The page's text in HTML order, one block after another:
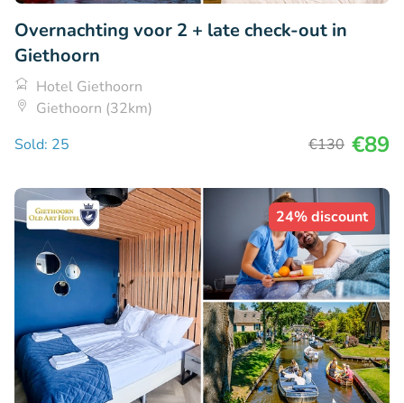
Overnachting voor 2 + late check-out in
Giethoorn
Hotel Giethoorn
Giethoorn (32km)
Sold: 25
€130 €89
24% discount